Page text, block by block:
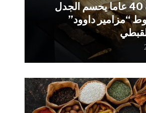
دليل عمره 40 عاما يحسم الجدل
“مزامير داوود”